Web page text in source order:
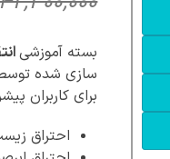
بسته آموزشی
سازی شده توسط
برای کاربران
احتراق